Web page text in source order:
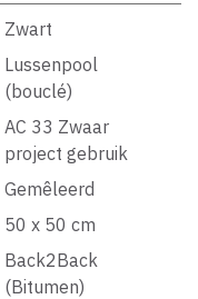
Zwart
Lussenpool
(bouclé)
AC 33 Zwaar
project gebruik
Gemêleerd
50 x 50 cm
Back2Back
(Bitumen)